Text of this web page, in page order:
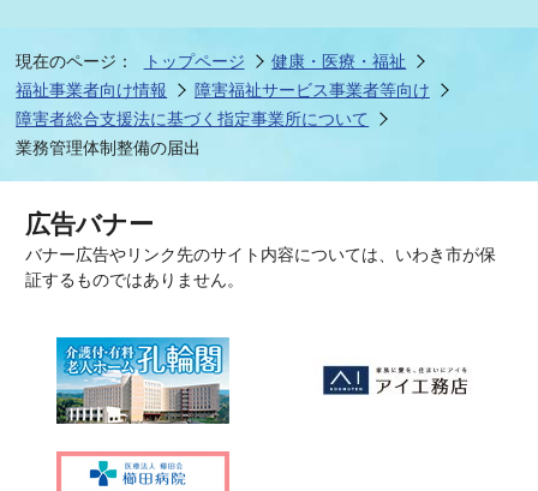
現在のページ： トップページ
健康・医療・福祉
福祉事業者向け情報
障害福祉サービス事業者等向け
障害者総合支援法に基づく指定事業所について
業務管理体制整備の届出
広告バナー
バナー広告やリンク先のサイト内容については、いわき市が保
証するものではありません。